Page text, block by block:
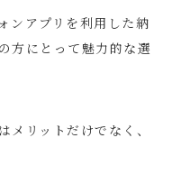
ンアプリを利用した納
方にとって魅力的な選
メリットだけでなく、